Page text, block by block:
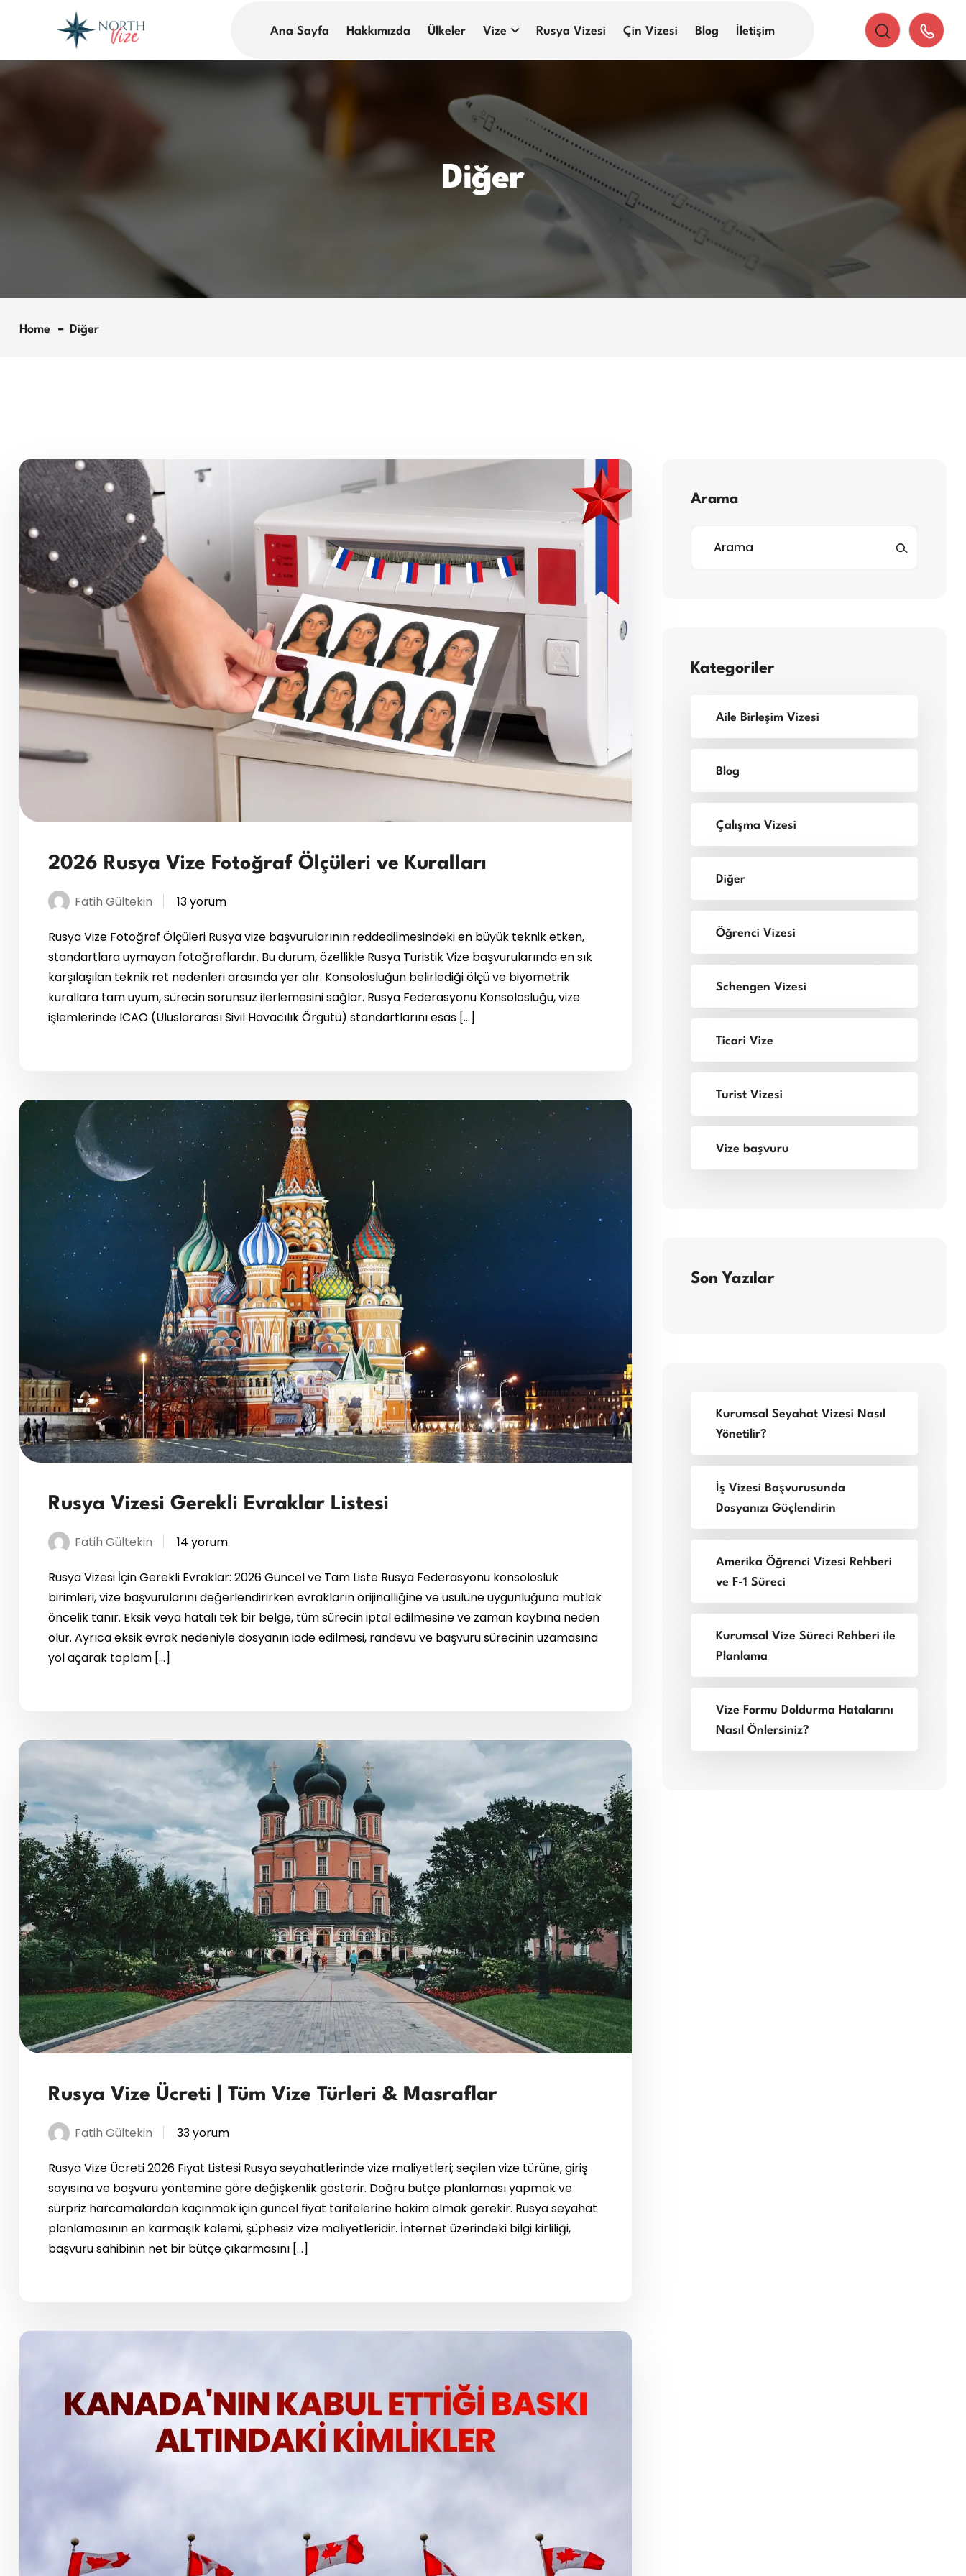
Ana Sayfa Hakkımızda Ülkeler Vize Rusya Vizesi Çin Vizesi Blog İletişim
Diğer
Home Diğer
2026 Rusya Vize Fotoğraf Ölçüleri ve Kuralları
Fatih Gültekin 13 yorum
Rusya Vize Fotoğraf Ölçüleri Rusya vize başvurularının reddedilmesindeki en büyük teknik etken,
standartlara uymayan fotoğraflardır. Bu durum, özellikle Rusya Turistik Vize başvurularında en sık
karşılaşılan teknik ret nedenleri arasında yer alır. Konsolosluğun belirlediği ölçü ve biyometrik
kurallara tam uyum, sürecin sorunsuz ilerlemesini sağlar. Rusya Federasyonu Konsolosluğu, vize
işlemlerinde ICAO (Uluslararası Sivil Havacılık Örgütü) standartlarını esas […]
Rusya Vizesi Gerekli Evraklar Listesi
Fatih Gültekin 14 yorum
Rusya Vizesi İçin Gerekli Evraklar: 2026 Güncel ve Tam Liste Rusya Federasyonu konsolosluk
birimleri, vize başvurularını değerlendirirken evrakların orijinalliğine ve usulüne uygunluğuna mutlak
öncelik tanır. Eksik veya hatalı tek bir belge, tüm sürecin iptal edilmesine ve zaman kaybına neden
olur. Ayrıca eksik evrak nedeniyle dosyanın iade edilmesi, randevu ve başvuru sürecinin uzamasına
yol açarak toplam […]
Rusya Vize Ücreti | Tüm Vize Türleri & Masraflar
Fatih Gültekin 33 yorum
Rusya Vize Ücreti 2026 Fiyat Listesi Rusya seyahatlerinde vize maliyetleri; seçilen vize türüne, giriş
sayısına ve başvuru yöntemine göre değişkenlik gösterir. Doğru bütçe planlaması yapmak ve
sürpriz harcamalardan kaçınmak için güncel fiyat tarifelerine hakim olmak gerekir. Rusya seyahat
planlamasının en karmaşık kalemi, şüphesiz vize maliyetleridir. İnternet üzerindeki bilgi kirliliği,
başvuru sahibinin net bir bütçe çıkarmasını […]
Arama
Kategoriler
Aile Birleşim Vizesi
Blog
Çalışma Vizesi
Diğer
Öğrenci Vizesi
Schengen Vizesi
Ticari Vize
Turist Vizesi
Vize başvuru
Son Yazılar
Kurumsal Seyahat Vizesi Nasıl
Yönetilir?
İş Vizesi Başvurusunda
Dosyanızı Güçlendirin
Amerika Öğrenci Vizesi Rehberi
ve F-1 Süreci
Kurumsal Vize Süreci Rehberi ile
Planlama
Vize Formu Doldurma Hatalarını
Nasıl Önlersiniz?